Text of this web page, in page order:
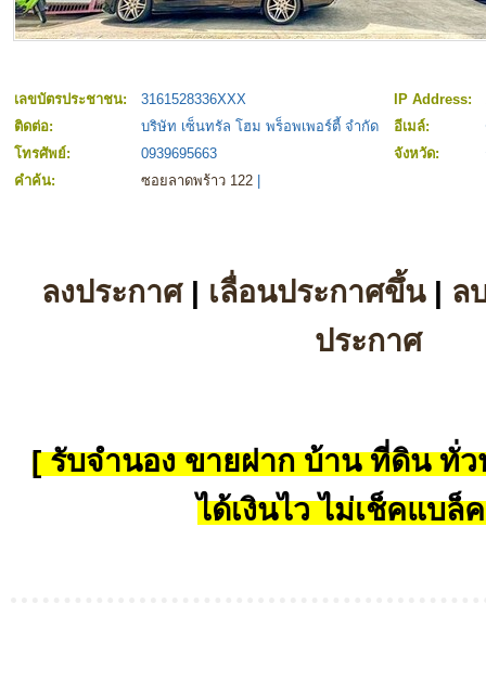
เลขบัตรประชาชน: 3161528336XXX IP Address:
ติดต่อ:
บริษัท เซ็นทรัล โฮม พร็อพเพอร์ตี้ จำกัด
อีเมล์:
โทรศัพย์:
0939695663 จังหวัด:
คำค้น:
ซอยลาดพร้าว 122
ลงประกาศ| เลื่อนประกาศขึ้น| ล
ประกาศ
[ รับจำนอง ขายฝาก บ้าน ที่ดิน ทั่ว
ได้เงินไว ไม่เช็คแบล็